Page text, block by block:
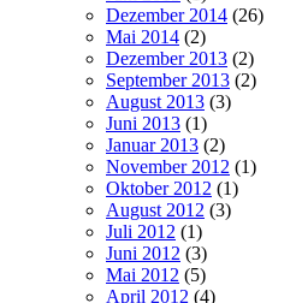
Dezember 2014 (26)
Mai 2014 (2)
Dezember 2013 (2)
September 2013 (2)
August 2013 (3)
Juni 2013 (1)
Januar 2013 (2)
November 2012 (1)
Oktober 2012 (1)
August 2012 (3)
Juli 2012 (1)
Juni 2012 (3)
Mai 2012 (5)
April 2012 (4)